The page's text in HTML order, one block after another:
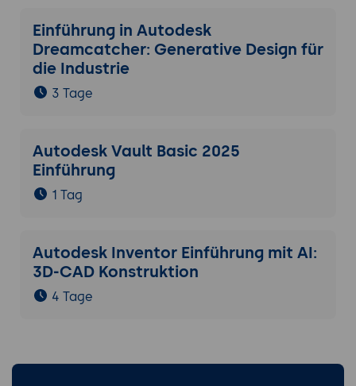
Einführung in Autodesk
Dreamcatcher: Generative Design für
die Industrie
3 Tage
Autodesk Vault Basic 2025
Einführung
1 Tag
Autodesk Inventor Einführung mit AI:
3D-CAD Konstruktion
4 Tage